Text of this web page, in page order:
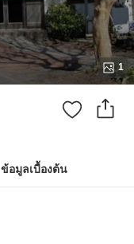
1
ข้อมูลเบื้องต้น